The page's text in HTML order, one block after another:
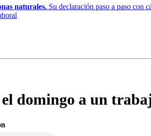
naturales. Su declaración paso a paso con
domingo a un